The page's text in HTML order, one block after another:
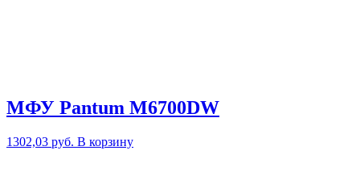
МФУ Pantum M6700DW
1302,03 руб. В корзину